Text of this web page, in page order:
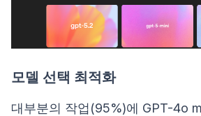
모델 선택 최적화
대부분의 작업(95%)에 GPT-4o